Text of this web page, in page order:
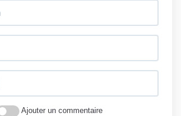
Ajouter un commentaire